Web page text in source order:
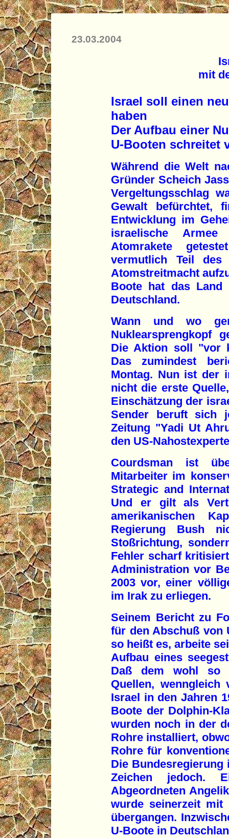
23.03.2004
mit
Israel soll einen
haben
Der Aufbau einer
U-Booten schreitet
Während die Welt
Gründer Scheich
Vergeltungsschlag
Gewalt befürchtet,
Entwicklung im
israelische
Atomrakete
vermutlich Teil des
Atomstreitmacht
Boote hat das Land
Deutschland.
Wann und wo
Nuklearsprengkopf
Die Aktion soll "vor
Das zumindest
Montag. Nun ist der
nicht die erste
Einschätzung der
Sender beruft sich
Zeitung "Yadi Ut
den US-
Courdsman ist
Mitarbeiter im
Strategic and
Und er gilt als
amerikanischen
Regierung Bush
Stoßrichtung,
Fehler scharf
Administration vor
2003 vor, einer
im Irak zu erliegen.
Seinem Bericht zu
für den Abschuß von
so heißt es, arbeite
Aufbau eines
Daß dem wohl so
Quellen,
Israel in den Jahren
Boote der Dolphin-
wurden noch in der
Rohre installiert,
Rohre für
Die
Zeichen jedoch.
Abgeordneten
wurde seinerzeit mit
übergangen.
U-Boote in